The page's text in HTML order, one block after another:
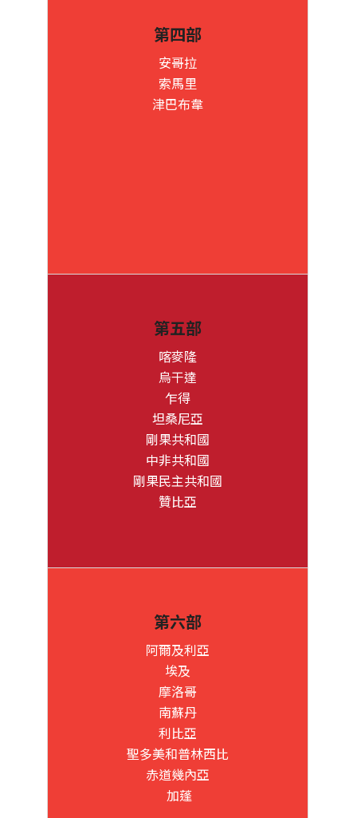
第四部
安哥拉
索馬里
津巴布韋
第五部
喀麥隆
烏干達
乍得
坦桑尼亞
剛果共和國
中非共和國
剛果民主共和國
贊比亞
第六部
阿爾及利亞
埃及
摩洛哥
南蘇丹
利比亞
聖多美和普林西比
赤道幾內亞
加蓬